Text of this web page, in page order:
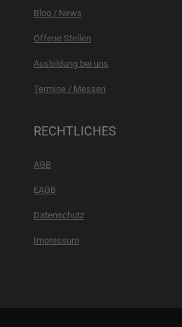
Blog / News
Offene Stellen
Ausbildung bei uns
Termine / Messen
RECHTLICHES
AGB
EAGB
Datenschutz
Impressum